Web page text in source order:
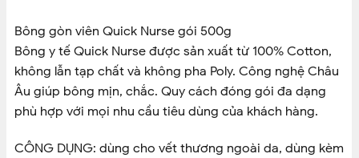
Bông gòn viên Quick Nurse gói 500g
Bông y tế Quick Nurse được sản xuất từ 100% Cotton,
không lẫn tạp chất và không pha Poly. Công nghệ Châu
Âu giúp bông mịn, chắc. Quy cách đóng gói đa dạng
phù hợp với mọi nhu cầu tiêu dùng của khách hàng.
CÔNG DỤNG: dùng cho vết thương ngoài da, dùng kèm